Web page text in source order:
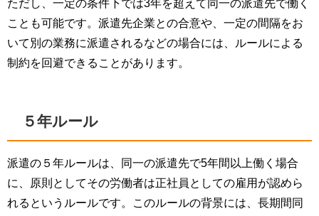
ただし、一定の条件下では3年を超えて同一の派遣先で働く
ことも可能です。派遣先企業との合意や、一定の間隔をお
いて別の業務に派遣されるなどの場合には、ルールによる
制約を回避できることがあります。
５年ルール
派遣の５年ルールは、同一の派遣先で5年間以上働く場合
に、原則としてその労働者は正社員としての雇用が認めら
れるというルールです。このルールの背景には、長期間同